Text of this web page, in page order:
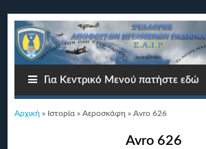
Για Κεντρικό Μενού πατήστε εδώ
Είστε εδώ
Αρχική » Ιστορία »Αεροσκάφη » Avro 626
Avro 626